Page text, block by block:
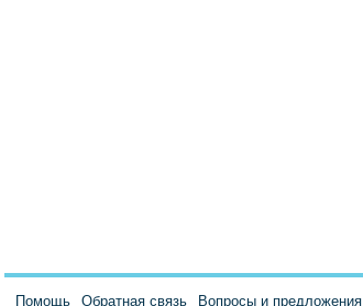
Ценовая стратегия.
Помощь Обратная связь Вопросы и предложения